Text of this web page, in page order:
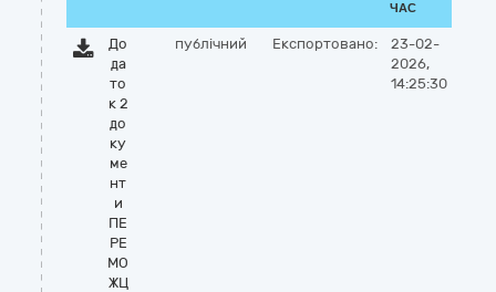
ЧАС
До
да
то
к 2
до
ку
ме
нт
и
ПЕ
РЕ
МО
ЖЦ
публічний Експортовано:
23-02-
2026,
14:25:30